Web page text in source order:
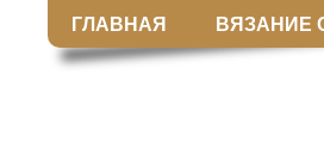
ГЛАВНАЯ ВЯЗАНИЕ